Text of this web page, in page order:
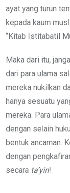
ayat yang turun
kepada kaum
“Kitab Istitabatil
Maka dari itu,
dari para ulama
mereka nukilkan
hanya sesuatu
mereka. Para
dengan selain
bentuk ancaman.
dengan
secara ta’yin!